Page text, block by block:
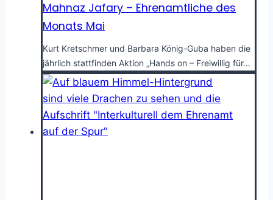
Mahnaz Jafary – Ehrenamtliche des
Monats Mai
Kurt Kretschmer und Barbara König-Guba haben die
jährlich stattfinden Aktion „Hands on – Freiwillig für…